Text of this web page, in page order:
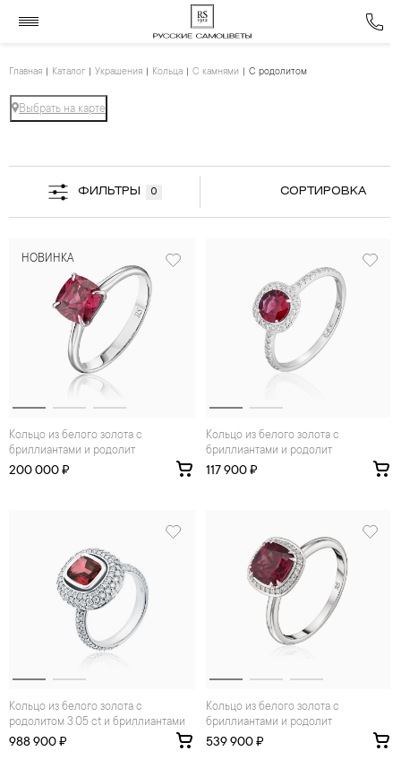
Главная Каталог Украшения Кольца С камнями С родолитом
Выбрать на карте
ФИЛЬТРЫ 0 СОРТИРОВКА
НОВИНКА
Кольцо из белого золота с
бриллиантами и родолит
200 000 ₽
Кольцо из белого золота с
бриллиантами и родолит
117 900 ₽
Кольцо из белого золота с
родолитом 3.05 ct и бриллиантами
988 900 ₽
Кольцо из белого золота с
бриллиантами и родолит
539 900 ₽